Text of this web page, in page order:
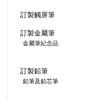
訂製觸屏筆
訂製金屬筆
金屬筆紀念品
訂製鉛筆
鉛筆及鉛芯筆